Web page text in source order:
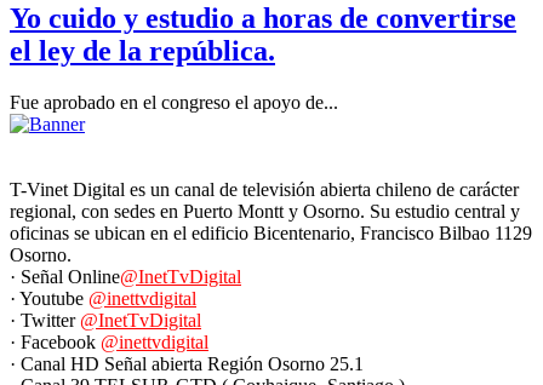
Yo cuido y estudio a horas de convertirse
el ley de la república.
Fue aprobado en el congreso el apoyo de...
T-Vinet Digital es un canal de televisión abierta chileno de carácter
regional, con sedes en Puerto Montt y Osorno. Su estudio central y
oficinas se ubican en el edificio Bicentenario, Francisco Bilbao 1129
Osorno.
· Señal Online@InetTvDigital
· Youtube @inettvdigital
· Twitter @InetTvDigital
· Facebook @inettvdigital
· Canal HD Señal abierta Región Osorno 25.1